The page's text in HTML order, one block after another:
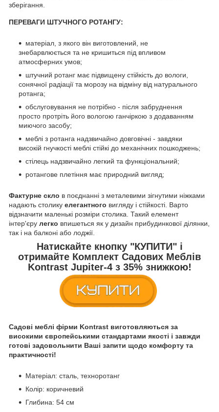
зберігання.
ПЕРЕВАГИ ШТУЧНОГО РОТАНГУ:
матеріал, з якого він виготовлений, не
знебарвлюється та не кришиться під впливом
атмосферних умов;
штучний ротанг має підвищену стійкість до вологи,
сонячної радіації та морозу на відміну від натурального
ротанга;
обслуговування не потрібно - після забруднення
просто протріть його вологою ганчіркою з додаванням
миючого засобу;
меблі з ротанга надзвичайно довговічні - завдяки
високій гнучкості меблі стійкі до механічних пошкоджень;
стілець надзвичайно легкий та функціональний;
ротангове плетіння має природний вигляд;
Фактурне скло в поєднанні з металевими зігнутими ніжками
надають столику елегантного вигляду і стійкості. Варто
відзначити маленькі розміри столика. Такий елемент
інтер'єру легко впишеться як у дизайн прибудинкової ділянки,
так і на балконі або лоджії.
Матеріал: сталь, техноротанг
Колір: коричневий
Глибина: 54 см
Садові меблі фірми Kontrast виготовляються за
високими європейськими стандартами якості і завжди
готові задовольнити Ваші запити щодо комфорту та
практичності!
Натискайте кнопку "КУПИТИ" і
отримайте Комплект Садових Меблів
Kontrast Jupiter-4 з 35% знижкою!